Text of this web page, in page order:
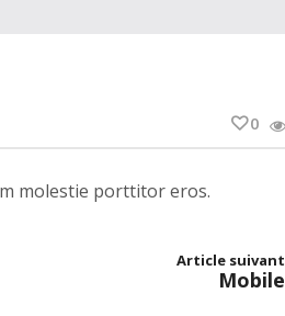
0
molestie porttitor eros.
Article suivant
Mobile